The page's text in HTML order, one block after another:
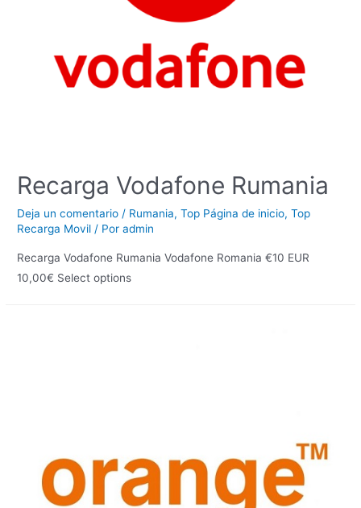
Recarga Vodafone Rumania
Deja un comentario / Rumania,Top Página de inicio,Top
Recarga Movil / Poradmin
Recarga Vodafone Rumania Vodafone Romania €10 EUR
10,00€ Select options